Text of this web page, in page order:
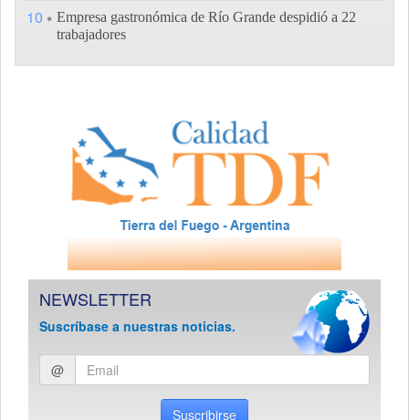
10
Empresa gastronómica de Río Grande despidió a 22
trabajadores
NEWSLETTER
Suscríbase a nuestras noticias.
Ingresar
email
@
Suscribirse